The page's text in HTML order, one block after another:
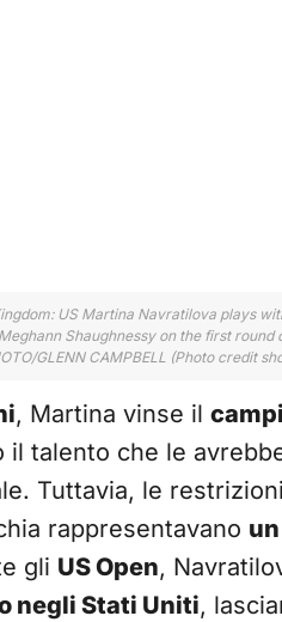
US Martina Navratilova plays
Shaughnessy on the first
GLENN CAMPBELL (Photo credit
, Martina vinse il
il talento che le
Tuttavia, le
rappresentavano
gli US Open,
negli Stati Uniti,